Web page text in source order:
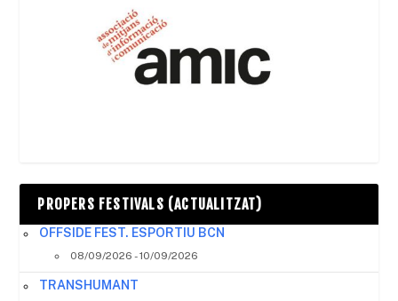
PROPERS FESTIVALS (ACTUALITZAT)
OFFSIDE FEST. ESPORTIU BCN
08/09/2026 - 10/09/2026
TRANSHUMANT